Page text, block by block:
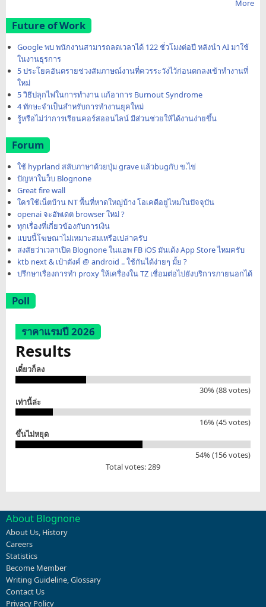
More
Future of Work
Google พบ พนักงานสามารถลดเวลาได้ 122 ชั่วโมงต่อปี หลังนำ AI มาใช้
ในงานธุรการ
5 ประโยคอันตรายช่วงสัมภาษณ์งานที่ควรระวังไว้ก่อนตกลงเข้าทำงานที่
ใหม่
5 วิธีปลุกไฟในการทำงาน แก้อาการ Burnout Syndrome
4 ทักษะจำเป็นสำหรับการทำงานยุคใหม่
รู้หรือไม่ว่าการเรียนคอร์สออนไลน์ มีส่วนช่วยให้ได้งานง่ายขึ้น
Forum
ใช้ hyprland สลับภาษาด้วยปุ่ม grave แล้วbugกับ ข.ไข่
ปัญหาในว็บ Blognone
Great fire wall
ใครใช้เน็ตบ้าน NT พื้นที่หาดใหญ่บ้าง โอเคดีอยู่ไหมในปัจจุบัน
openai จะอัพเดต browser ใหม่ ?
ทุกเรื่องที่เกี่ยวข้องกับการเงิน
แบบนี้โฆษณาไม่เหมาะสมเหรือเปล่าครับ
สงสัยว่าเวลาเปิด Blognone ในแอพ FB iOS มันเด้ง App Store ไหมครับ
ktb next & เป๋าตังค์ @ android .. ใช้กันได้ง่ายๆ มั้ย ?
ปรึกษาเรื่องการทำ proxy ให้เครื่องใน TZ เชื่อมต่อไปยังบริการภายนอกได้
Poll
ราคาแรมปี 2026
Results
เดี๋ยวก็ลง
30% (88 votes)
เท่านี้ล่ะ
16% (45 votes)
ขึ้นไม่หยุด
54% (156 votes)
Total votes: 289
About Blognone
About Us, History
Careers
Statistics
Become Member
Writing Guideline,Glossary
Contact Us
Privacy Policy